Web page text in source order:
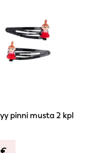
pinni musta 2 kpl